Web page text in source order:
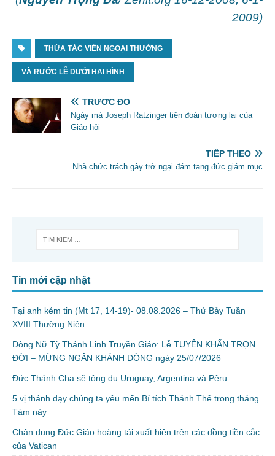
2009)
THỪA TÁC VIÊN NGOẠI THƯỜNG
VÀ RƯỚC LỄ DƯỚI HAI HÌNH
TRƯỚC ĐÓ
Ngày mà Joseph Ratzinger tiên đoán tương lai của
Giáo hội
TIẾP THEO
Nhà chức trách gây trở ngại đám tang đức giám mục
Tin mới cập nhật
Tại anh kém tin (Mt 17, 14-19)- 08.08.2026 – Thứ Bảy Tuần
XVIII Thường Niên
Dòng Nữ Tỳ Thánh Linh Truyền Giáo: Lễ TUYÊN KHẤN TRỌN
ĐỜI – MỪNG NGÂN KHÁNH DÒNG ngày 25/07/2026
Đức Thánh Cha sẽ tông du Uruguay, Argentina và Pêru
5 vị thánh dạy chúng ta yêu mến Bí tích Thánh Thể trong tháng
Tám này
Chân dung Đức Giáo hoàng tái xuất hiện trên các đồng tiền cắc
của Vatican